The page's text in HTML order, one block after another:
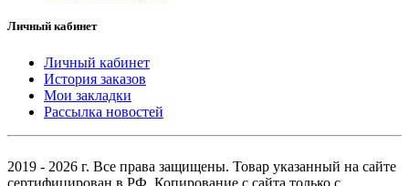
Личный кабинет
Личный кабинет
История заказов
Мои закладки
Рассылка новостей
2019 - 2026 г. Все права защищены. Товар указанный на сайте
сертифицирован в РФ. Копирование с сайта только с